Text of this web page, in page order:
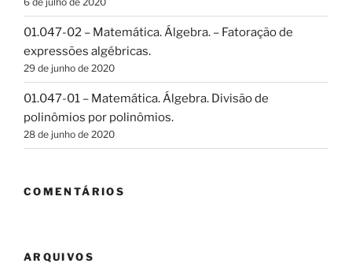
01.047-02 – Matemática. Álgebra. – Fatoração de
expressões algébricas.
29 de junho de 2020
01.047-01 – Matemática. Álgebra. Divisão de
polinômios por polinômios.
28 de junho de 2020
COMENTÁRIOS
ARQUIVOS